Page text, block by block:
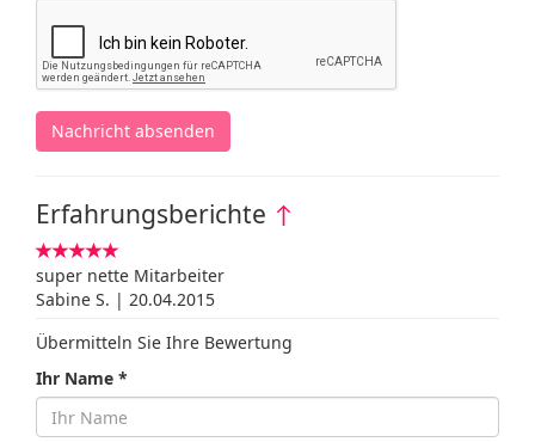
Nachricht absenden
Erfahrungsberichte ↑
super nette Mitarbeiter
Sabine S. | 20.04.2015
Übermitteln Sie Ihre Bewertung
Ihr Name *